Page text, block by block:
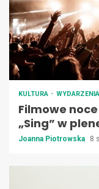
KULTURA WYDARZENIA
Filmowe
„Sing” w
Joanna Piotrowska 8